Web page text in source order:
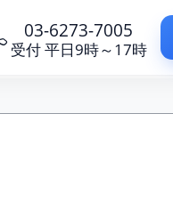
03-6273-7005
受付 平日9時～17時